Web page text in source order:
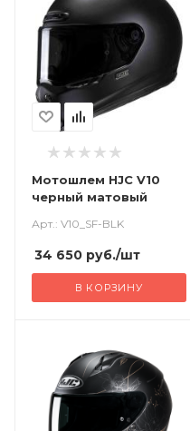
Мотошлем HJC V10
черный матовый
Арт.: V10_SF-BLK
34 650 руб./шт
В КОРЗИНУ